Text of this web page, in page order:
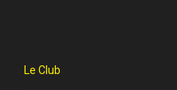
Le Club